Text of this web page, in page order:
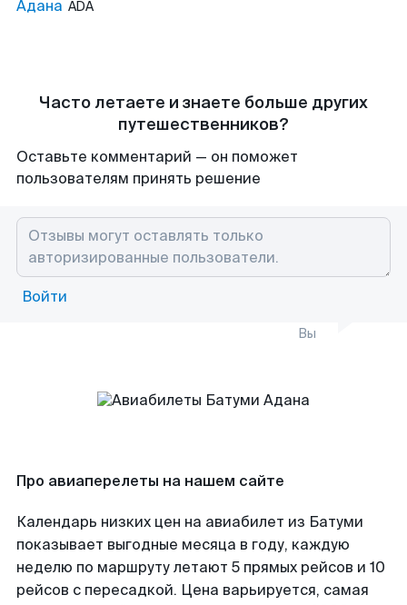
Адана ADA
Часто летаете и знаете больше других
путешественников?
Оставьте комментарий — он поможет
пользователям принять решение
Войти
Вы
Про авиаперелеты на нашем сайте
Календарь низких цен на авиабилет из Батуми
показывает выгодные месяца в году, каждую
неделю по маршруту летают 5 прямых рейсов и 10
рейсов с пересадкой. Цена варьируется, самая